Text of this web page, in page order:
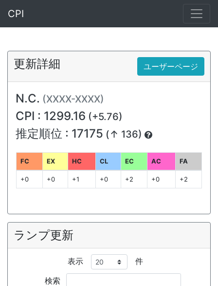
CPI
更新詳細 ユーザーページ
N.C. (XXXX-XXXX)
CPI : 1299.16 (+5.76)
推定順位 : 17175 (↑ 136)
FC EX HC CL EC AC FA
+0 +0 +1 +0 +2 +0 +2
ランプ更新
表示 件
検索